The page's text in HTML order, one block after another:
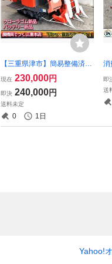
【三重県津市】簡易整備済み
クボタ 袋取り コンバイン SR
-J4 DW ゴムクローラ新品 バ
ッテリー新品 アワー179時間
12馬力 刈取スライド
現在 230,000円
即決 240,000円
送料未定
0 1日
消
即
送
Yahoo!